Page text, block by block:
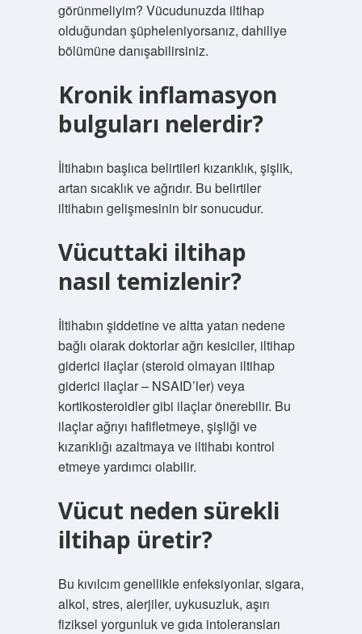
görünmeliyim? Vücudunuzda iltihap
olduğundan şüpheleniyorsanız, dahiliye
bölümüne danışabilirsiniz.
Kronik inflamasyon
bulguları nelerdir?
İltihabın başlıca belirtileri kızarıklık, şişlik,
artan sıcaklık ve ağrıdır. Bu belirtiler
iltihabın gelişmesinin bir sonucudur.
Vücuttaki iltihap
nasıl temizlenir?
İltihabın şiddetine ve altta yatan nedene
bağlı olarak doktorlar ağrı kesiciler, iltihap
giderici ilaçlar (steroid olmayan iltihap
giderici ilaçlar – NSAID’ler) veya
kortikosteroidler gibi ilaçlar önerebilir. Bu
ilaçlar ağrıyı hafifletmeye, şişliği ve
kızarıklığı azaltmaya ve iltihabı kontrol
etmeye yardımcı olabilir.
Vücut neden sürekli
iltihap üretir?
Bu kıvılcım genellikle enfeksiyonlar, sigara,
alkol, stres, alerjiler, uykusuzluk, aşırı
fiziksel yorgunluk ve gıda intoleransları